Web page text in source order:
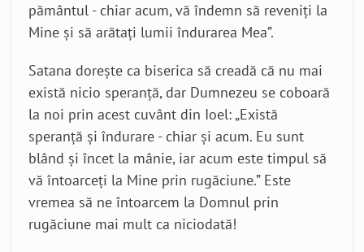
pământul - chiar acum, vă îndemn să reveniți la
Mine și să arătați lumii îndurarea Mea”.
Satana dorește ca biserica să creadă că nu mai
există nicio speranță, dar Dumnezeu se coboară
la noi prin acest cuvânt din Ioel: „Există
speranță și îndurare - chiar și acum. Eu sunt
blând și încet la mânie, iar acum este timpul să
vă întoarceți la Mine prin rugăciune.” Este
vremea să ne întoarcem la Domnul prin
rugăciune mai mult ca niciodată!